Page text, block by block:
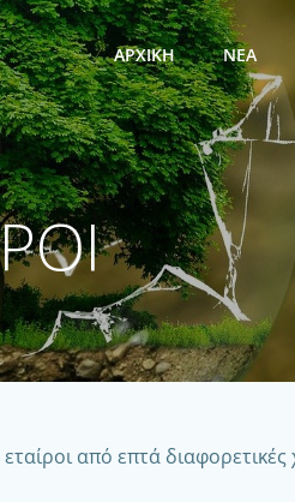
ΑΡΧΙΚΗ ΝΕΑ
από επτά διαφορετικές